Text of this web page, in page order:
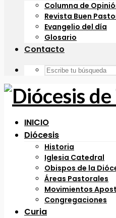
Columna de
Revista Buen
Evangelio del día
Glosario
Contacto
INICIO
Diócesis
Historia
Iglesia Catedral
Obispos de la
Áreas Pastorales
Movimientos
Congregaciones
Curia